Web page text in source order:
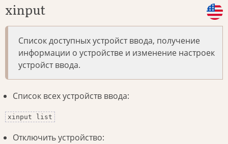
xinput
Список доступных устройст ввода, получение
информации о устройстве и изменение настроек
устройст ввода.
Список всех устройств ввода:
xinput list
Отключить устройство: